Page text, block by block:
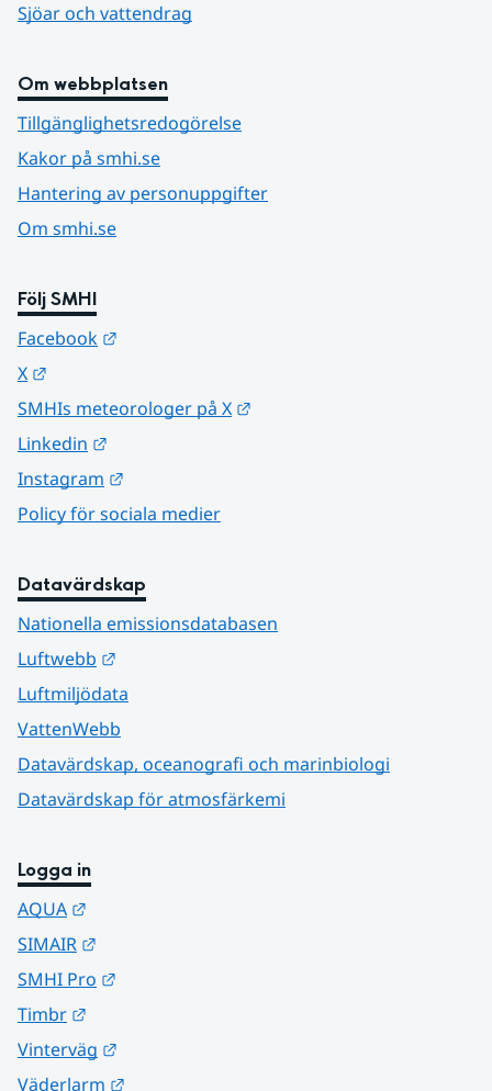
Sjöar och vattendrag
Om webbplatsen
Tillgänglighetsredogörelse
Kakor på smhi.se
Hantering av personuppgifter
Om smhi.se
Följ SMHI
Facebook
X
SMHIs meteorologer på X
Linkedin
Instagram
Policy för sociala medier
Datavärdskap
Nationella emissionsdatabasen
Luftwebb
Luftmiljödata
VattenWebb
Datavärdskap, oceanografi och marinbiologi
Datavärdskap för atmosfärkemi
Logga in
AQUA
SIMAIR
SMHI Pro
Timbr
Vinterväg
Väderlarm